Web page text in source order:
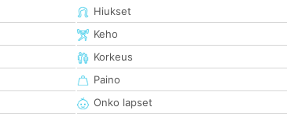
Hiukset
Keho
Korkeus
Paino
Onko lapset